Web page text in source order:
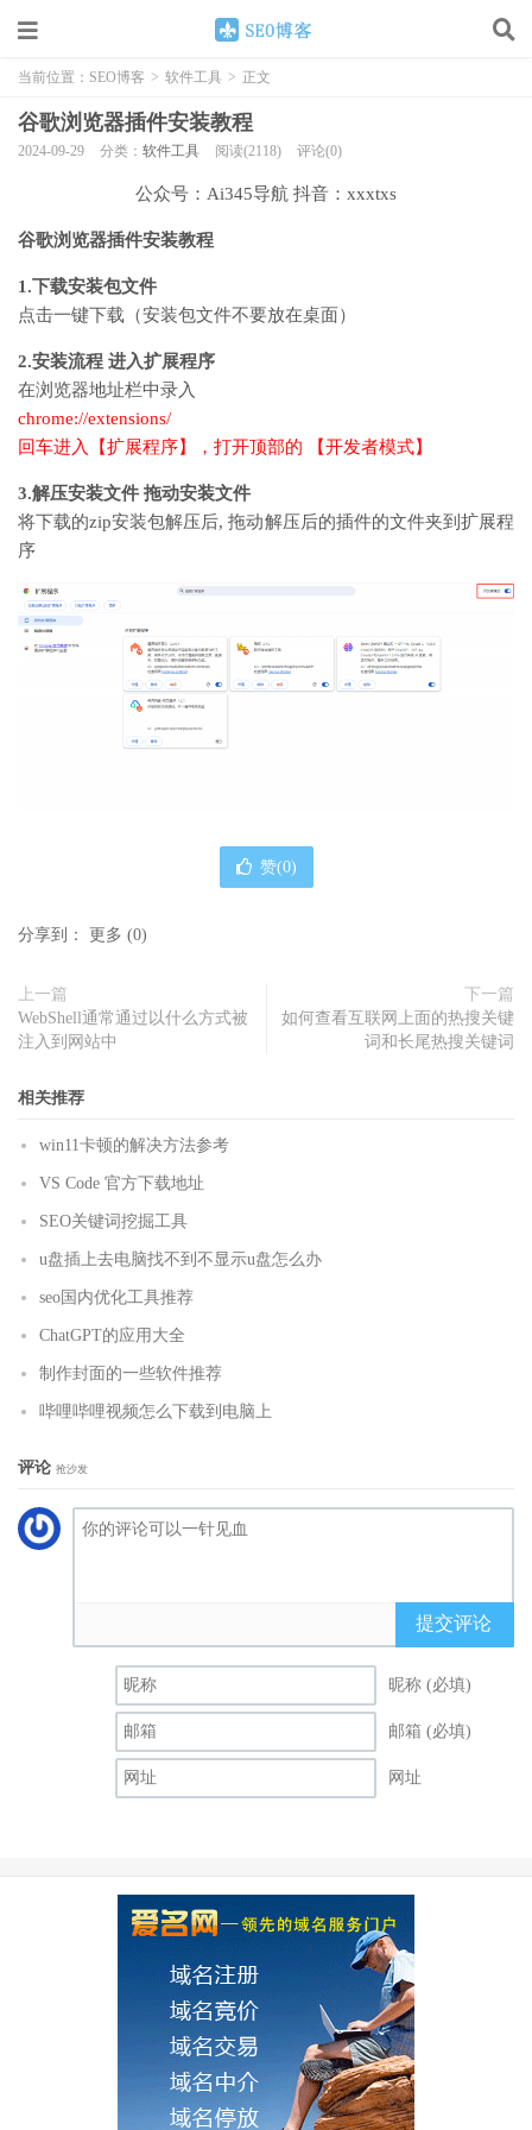
当前位置： SEO博客 > 软件工具 > 正文
谷歌浏览器插件安装教程
2024-09-29 分类： 软件工具 阅读(2118) 评论(0)
公众号：Ai345导航 抖音：xxxtxs
谷歌浏览器插件安装教程
1.下载安装包文件
点击一键下载（安装包文件不要放在桌面）
2.安装流程 进入扩展程序
在浏览器地址栏中录入
chrome://extensions/
回车进入【扩展程序】，打开顶部的 【开发者模式】
3.解压安装文件 拖动安装文件
将下载的zip安装包解压后, 拖动解压后的插件的文件夹到扩展程
序
赞(0)
分享到： 更多 (0)
上一篇
WebShell通常通过以什么方式被
注入到网站中
下一篇
如何查看互联网上面的热搜关键
词和长尾热搜关键词
相关推荐
win11卡顿的解决方法参考
VS Code 官方下载地址
SEO关键词挖掘工具
u盘插上去电脑找不到不显示u盘怎么办
seo国内优化工具推荐
ChatGPT的应用大全
制作封面的一些软件推荐
哔哩哔哩视频怎么下载到电脑上
评论 抢沙发
提交评论
昵称 (必填)
邮箱 (必填)
网址